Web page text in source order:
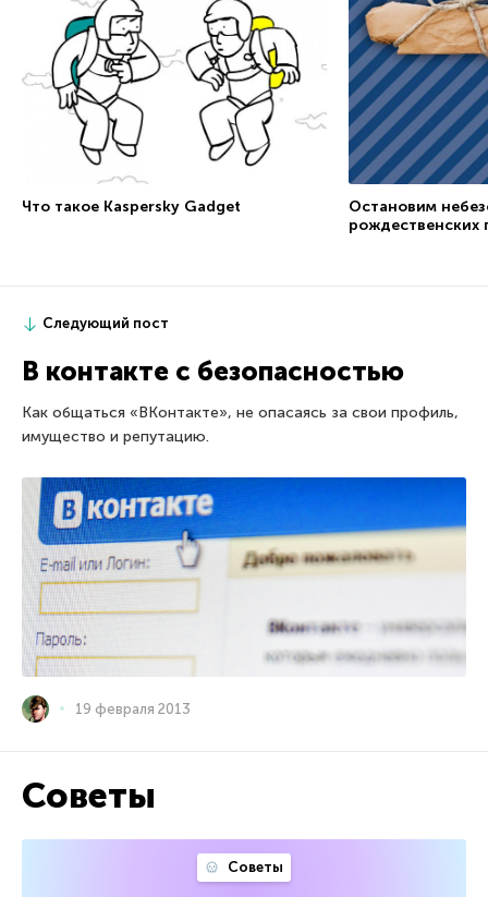
Что такое Kaspersky Gadget
Остановим
рождественских
Следующий пост
В контакте с безопасностью
Как общаться «ВКонтакте», не опасаясь за свои профиль,
имущество и репутацию.
19 февраля 2013
Советы
Советы